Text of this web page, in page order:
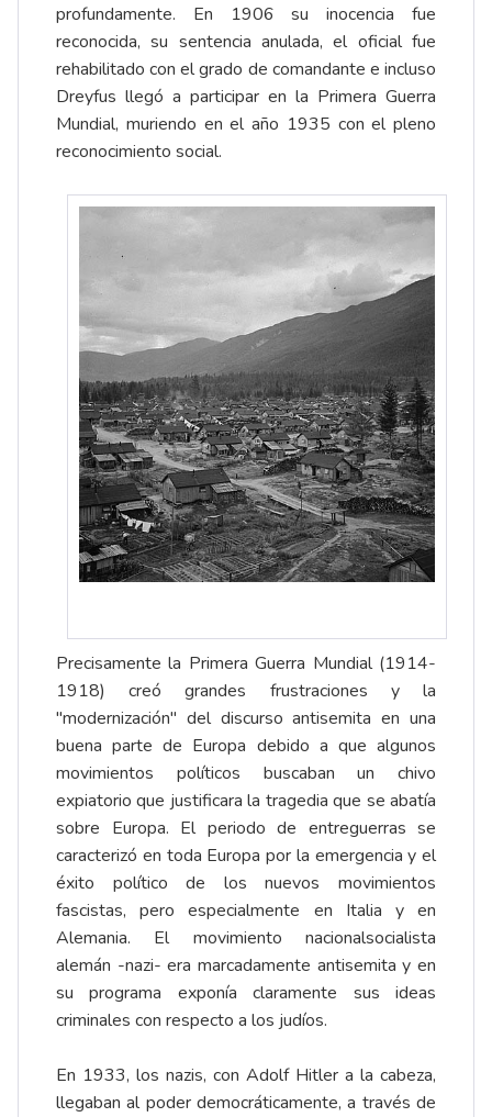
profundamente. En 1906 su inocencia fue
reconocida, su sentencia anulada, el oficial fue
rehabilitado con el grado de comandante e incluso
Dreyfus llegó a participar en la Primera Guerra
Mundial, muriendo en el año 1935 con el pleno
reconocimiento social.
Precisamente la Primera Guerra Mundial (1914-
1918) creó grandes frustraciones y la
"modernización" del discurso antisemita en una
buena parte de Europa debido a que algunos
movimientos políticos buscaban un chivo
expiatorio que justificara la tragedia que se abatía
sobre Europa. El periodo de entreguerras se
caracterizó en toda Europa por la emergencia y el
éxito político de los nuevos movimientos
fascistas, pero especialmente en Italia y en
Alemania. El movimiento nacionalsocialista
alemán -nazi- era marcadamente antisemita y en
su programa exponía claramente sus ideas
criminales con respecto a los judíos.
En 1933, los nazis, con Adolf Hitler a la cabeza,
llegaban al poder democráticamente, a través de